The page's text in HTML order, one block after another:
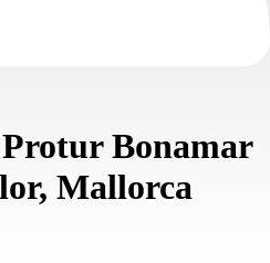
Bonamar
Mallorca